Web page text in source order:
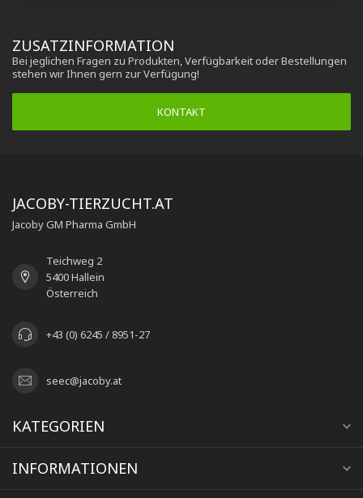
ZUSATZINFORMATION
Bei jeglichen Fragen zu Produkten, Verfügbarkeit oder Bestellungen
stehen wir Ihnen gern zur Verfügung!
KONTAKT
JACOBY-TIERZUCHT.AT
Jacoby GM Pharma GmbH
Teichweg 2
5400 Hallein
Österreich
+43 (0) 6245 / 8951-27
seec@jacoby.at
KATEGORIEN
INFORMATIONEN